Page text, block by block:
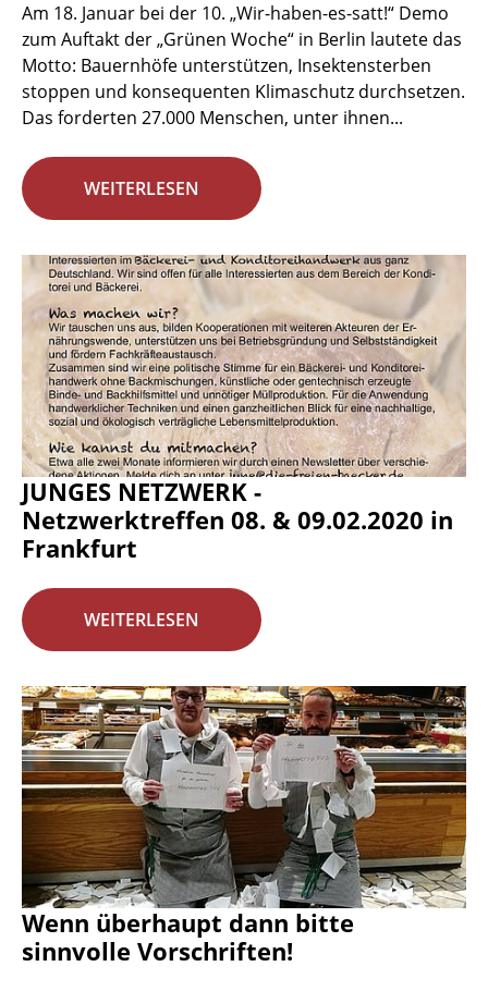
Am 18. Januar bei der 10. „Wir-haben-es-satt!“ Demo
zum Auftakt der „Grünen Woche“ in Berlin lautete das
Motto: Bauernhöfe unterstützen, Insektensterben
stoppen und konsequenten Klimaschutz durchsetzen.
Das forderten 27.000 Menschen, unter ihnen...
WEITERLESEN
JUNGES NETZWERK -
Netzwerktreffen 08. & 09.02.2020 in
Frankfurt
WEITERLESEN
Wenn überhaupt dann bitte
sinnvolle Vorschriften!